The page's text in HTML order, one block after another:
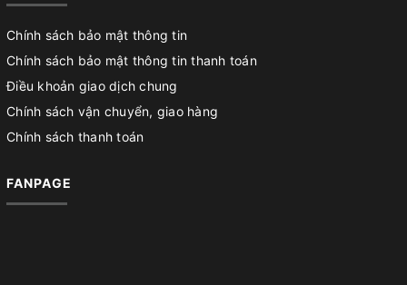
Chính sách bảo mật thông tin
Chính sách bảo mật thông tin thanh toán
Điều khoản giao dịch chung
Chính sách vận chuyển, giao hàng
Chính sách thanh toán
FANPAGE